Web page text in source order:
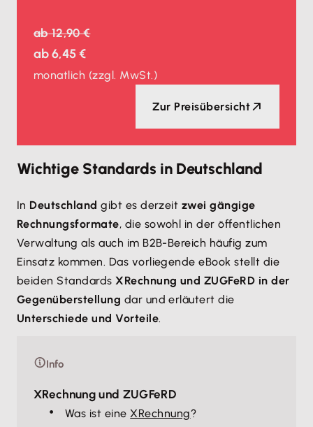
ab12,90 €
ab6,45 €
monatlich (zzgl. MwSt.)
Zur Preisübersicht
Wichtige Standards in Deutschland
In Deutschland gibt es derzeit zwei gängige
Rechnungsformate, die sowohl in der öffentlichen
Verwaltung als auch im B2B-Bereich häufig zum
Einsatz kommen. Das vorliegende eBook stellt die
beiden StandardsXRechnung und ZUGFeRD in der
Gegenüberstellung dar und erläutert die
Unterschiede und Vorteile.
Info
XRechnung und ZUGFeRD
Was ist eineXRechnung?